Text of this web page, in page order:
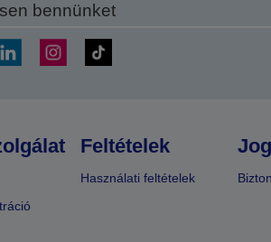
bennünket
Feltételek
Használati feltételek